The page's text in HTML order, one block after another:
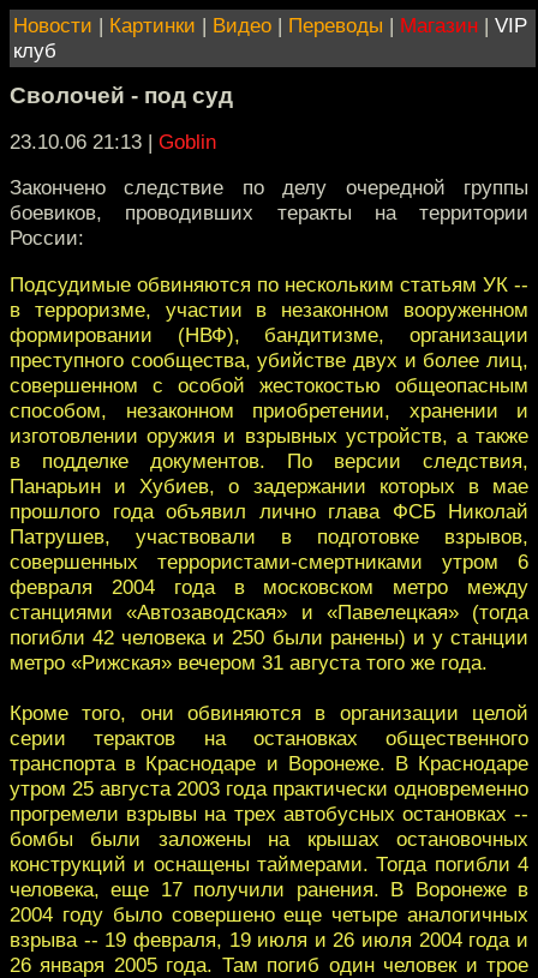
Новости | Картинки | Видео | Переводы | Магазин | VIP
клуб
Сволочей - под суд
23.10.06 21:13 | Goblin
Закончено следствие по делу очередной группы
боевиков, проводивших теракты на территории
России:
Подсудимые обвиняются по нескольким статьям УК --
в терроризме, участии в незаконном вооруженном
формировании (НВФ), бандитизме, организации
преступного сообщества, убийстве двух и более лиц,
совершенном с особой жестокостью общеопасным
способом, незаконном приобретении, хранении и
изготовлении оружия и взрывных устройств, а также
в подделке документов. По версии следствия,
Панарьин и Хубиев, о задержании которых в мае
прошлого года объявил лично глава ФСБ Николай
Патрушев, участвовали в подготовке взрывов,
совершенных террористами-смертниками утром 6
февраля 2004 года в московском метро между
станциями «Автозаводская» и «Павелецкая» (тогда
погибли 42 человека и 250 были ранены) и у станции
метро «Рижская» вечером 31 августа того же года.
Кроме того, они обвиняются в организации целой
серии терактов на остановках общественного
транспорта в Краснодаре и Воронеже. В Краснодаре
утром 25 августа 2003 года практически одновременно
прогремели взрывы на трех автобусных остановках --
бомбы были заложены на крышах остановочных
конструкций и оснащены таймерами. Тогда погибли 4
человека, еще 17 получили ранения. В Воронеже в
2004 году было совершено еще четыре аналогичных
взрыва -- 19 февраля, 19 июля и 26 июля 2004 года и
26 января 2005 года. Там погиб один человек и трое